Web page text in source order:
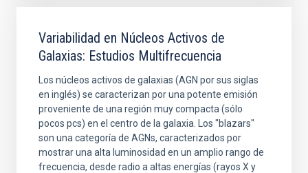
Variabilidad en Núcleos Activos de
Galaxias: Estudios Multifrecuencia
Los núcleos activos de galaxias (AGN por sus siglas
en inglés) se caracterizan por una potente emisión
proveniente de una región muy compacta (sólo
pocos pcs) en el centro de la galaxia. Los "blazars"
son una categoría de AGNs, caracterizados por
mostrar una alta luminosidad en un amplio rango de
frecuencia, desde radio a altas energías (rayos X y